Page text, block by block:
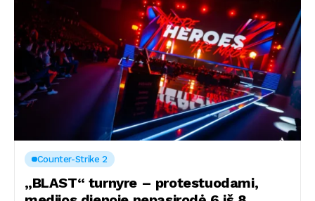
Counter-Strike 2
„BLAST“ turnyre – protestuodami,